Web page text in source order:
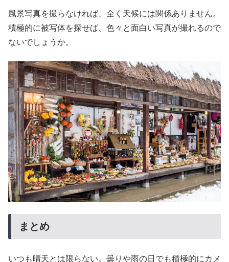
風景写真を撮らなければ、全く天候には関係ありません。
積極的に被写体を探せば、色々と面白い写真が撮れるので
ないでしょうか。
まとめ
いつも晴天とは限らない。曇りや雨の日でも積極的にカメ